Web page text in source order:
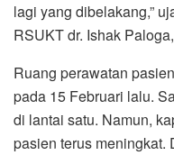
lagi yang dibelakang,”
RSUKT dr. Ishak
Ruang perawatan
pada 15 Februari lalu.
di lantai satu. Namun,
pasien terus meningkat.